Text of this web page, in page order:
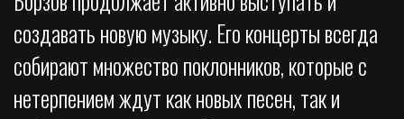
создавать новую музыку. Его концерты всегда
собирают множество поклонников, которые с
нетерпением ждут как новых песен, так и